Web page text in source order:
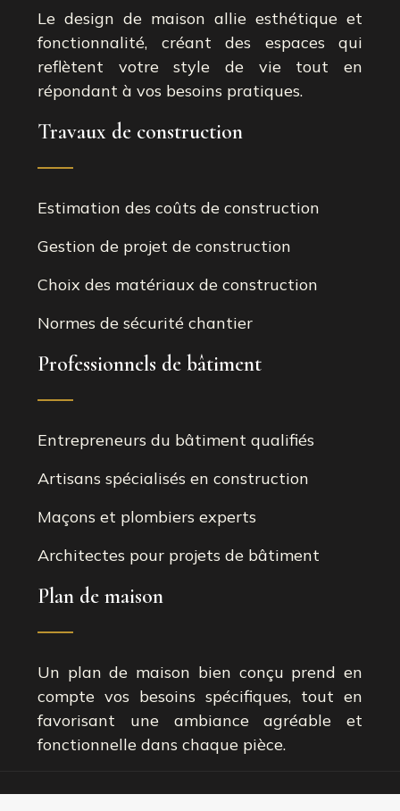
Le design de maison allie esthétique et
fonctionnalité, créant des espaces qui
reflètent votre style de vie tout en
répondant à vos besoins pratiques.
Travaux de construction
Estimation des coûts de construction
Gestion de projet de construction
Choix des matériaux de construction
Normes de sécurité chantier
Professionnels de bâtiment
Entrepreneurs du bâtiment qualifiés
Artisans spécialisés en construction
Maçons et plombiers experts
Architectes pour projets de bâtiment
Plan de maison
Un plan de maison bien conçu prend en
compte vos besoins spécifiques, tout en
favorisant une ambiance agréable et
fonctionnelle dans chaque pièce.